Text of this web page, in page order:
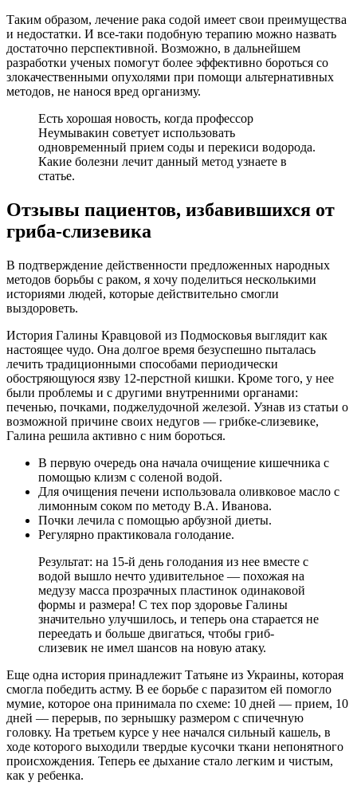
Таким образом, лечение рака содой имеет свои преимущества
и недостатки. И все-таки подобную терапию можно назвать
достаточно перспективной. Возможно, в дальнейшем
разработки ученых помогут более эффективно бороться со
злокачественными опухолями при помощи альтернативных
методов, не нанося вред организму.
Есть хорошая новость, когда профессор
Неумывакин советует использовать
одновременный прием соды и перекиси водорода.
Какие болезни лечит данный метод узнаете в
статье.
Отзывы пациентов, избавившихся от
гриба-слизевика
В подтверждение действенности предложенных народных
методов борьбы с раком, я хочу поделиться несколькими
историями людей, которые действительно смогли
выздороветь.
История Галины Кравцовой из Подмосковья выглядит как
настоящее чудо. Она долгое время безуспешно пыталась
лечить традиционными способами периодически
обостряющуюся язву 12-перстной кишки. Кроме того, у нее
были проблемы и с другими внутренними органами:
печенью, почками, поджелудочной железой. Узнав из статьи о
возможной причине своих недугов — грибке-слизевике,
Галина решила активно с ним бороться.
В первую очередь она начала очищение кишечника с
помощью клизм с соленой водой.
Для очищения печени использовала оливковое масло с
лимонным соком по методу В.А. Иванова.
Почки лечила с помощью арбузной диеты.
Регулярно практиковала голодание.
Результат: на 15-й день голодания из нее вместе с
водой вышло нечто удивительное — похожая на
медузу масса прозрачных пластинок одинаковой
формы и размера! С тех пор здоровье Галины
значительно улучшилось, и теперь она старается не
переедать и больше двигаться, чтобы гриб-
слизевик не имел шансов на новую атаку.
Еще одна история принадлежит Татьяне из Украины, которая
смогла победить астму. В ее борьбе с паразитом ей помогло
мумие, которое она принимала по схеме: 10 дней — прием, 10
дней — перерыв, по зернышку размером с спичечную
головку. На третьем курсе у нее начался сильный кашель, в
ходе которого выходили твердые кусочки ткани непонятного
происхождения. Теперь ее дыхание стало легким и чистым,
как у ребенка.